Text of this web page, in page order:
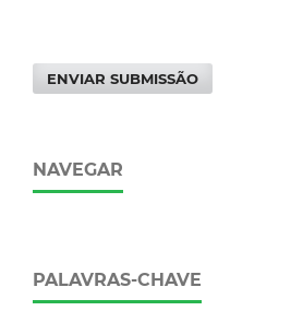
ENVIAR SUBMISSÃO
NAVEGAR
PALAVRAS-CHAVE